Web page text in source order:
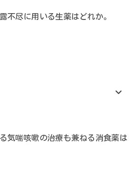
尽に用いる生薬はどれか。
気喘咳嗽の治療も兼ねる消食薬は